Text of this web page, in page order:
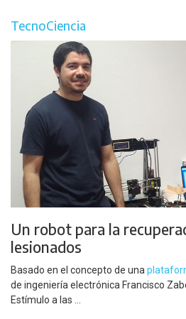
TecnoCiencia
Un robot para la
lesionados
Basado en el concepto de una
de ingeniería electrónica Francisco
Estímulo a las ...